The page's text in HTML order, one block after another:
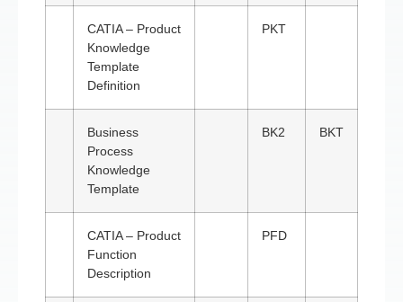
CATIA – Product
Knowledge
Template
Definition
PKT
Business
Process
Knowledge
Template
BK2 BKT
CATIA – Product
Function
Description
PFD